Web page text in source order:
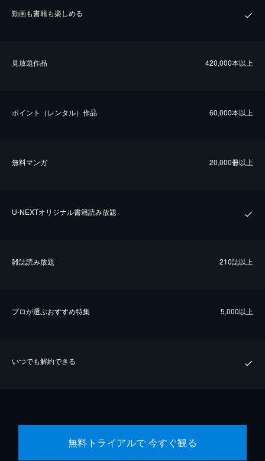
動画も書籍も楽しめる
⾒放題作品 420,000本以上
ポイント（レンタル）作品 60,000本以上
無料マンガ 20,000冊以上
U-NEXTオリジナル書籍読み放題
雑誌読み放題 210誌以上
プロが選ぶおすすめ特集 5,000以上
いつでも解約できる
無料トライアルで 今すぐ観る